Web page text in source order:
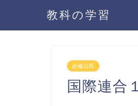
教科の学習
必修公民
国際連合